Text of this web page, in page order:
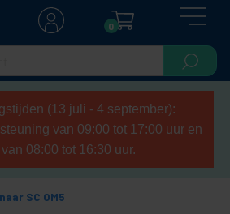
0
(13 juli - 4 september):
van 09:00 tot 17:00 uur en
08:00 tot 16:30 uur.
SC OM5